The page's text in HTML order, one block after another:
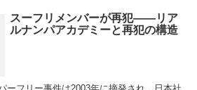
スーフリメンバーが再犯――リア
ルナンパアカデミーと再犯の構造